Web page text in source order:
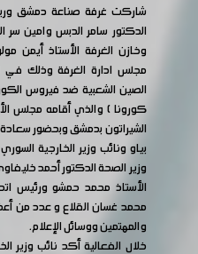
شاركت غرفة صناعة دمشق
الدكتور سامر الدبس وامين سر
وخازن الغرفة الأستاذ أيمن
مجلس ادارة الغرفة وذلك في
الصين الشعبية ضد فيروس
كورونا ) والذي أقامه مجلس
الشيراتون بدمشق وبحضور
بياو ونائب وزير الخارجية
وزير الصحة الدكتور أحمد
الأستاذ محمد حمشو ورئيس
محمد غسان القلاع و عدد من
والمهتمين ووسائل الإعلام.
خلال الفعالية أكد نائب وزير